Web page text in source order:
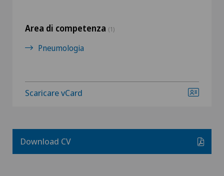
Area di competenza (1)
Pneumologia
Scaricare vCard
Download CV